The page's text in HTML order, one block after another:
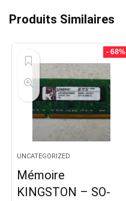
Produits Similaires
- 68%
UNCATEGORIZED
Mémoire
KINGSTON – SO-